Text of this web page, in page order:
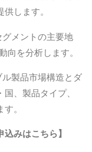
します。
メントの主要地
向を分析します。
製品市場構造とダ
、製品タイプ、
。
みはこちら】